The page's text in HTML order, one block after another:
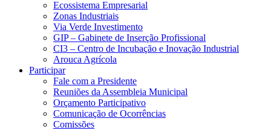
Ecossistema Empresarial
Zonas Industriais
Via Verde Investimento
GIP – Gabinete de Inserção Profissional
CI3 – Centro de Incubação e Inovação Industrial
Arouca Agrícola
Participar
Fale com a Presidente
Reuniões da Assembleia Municipal
Orçamento Participativo
Comunicação de Ocorrências
Comissões